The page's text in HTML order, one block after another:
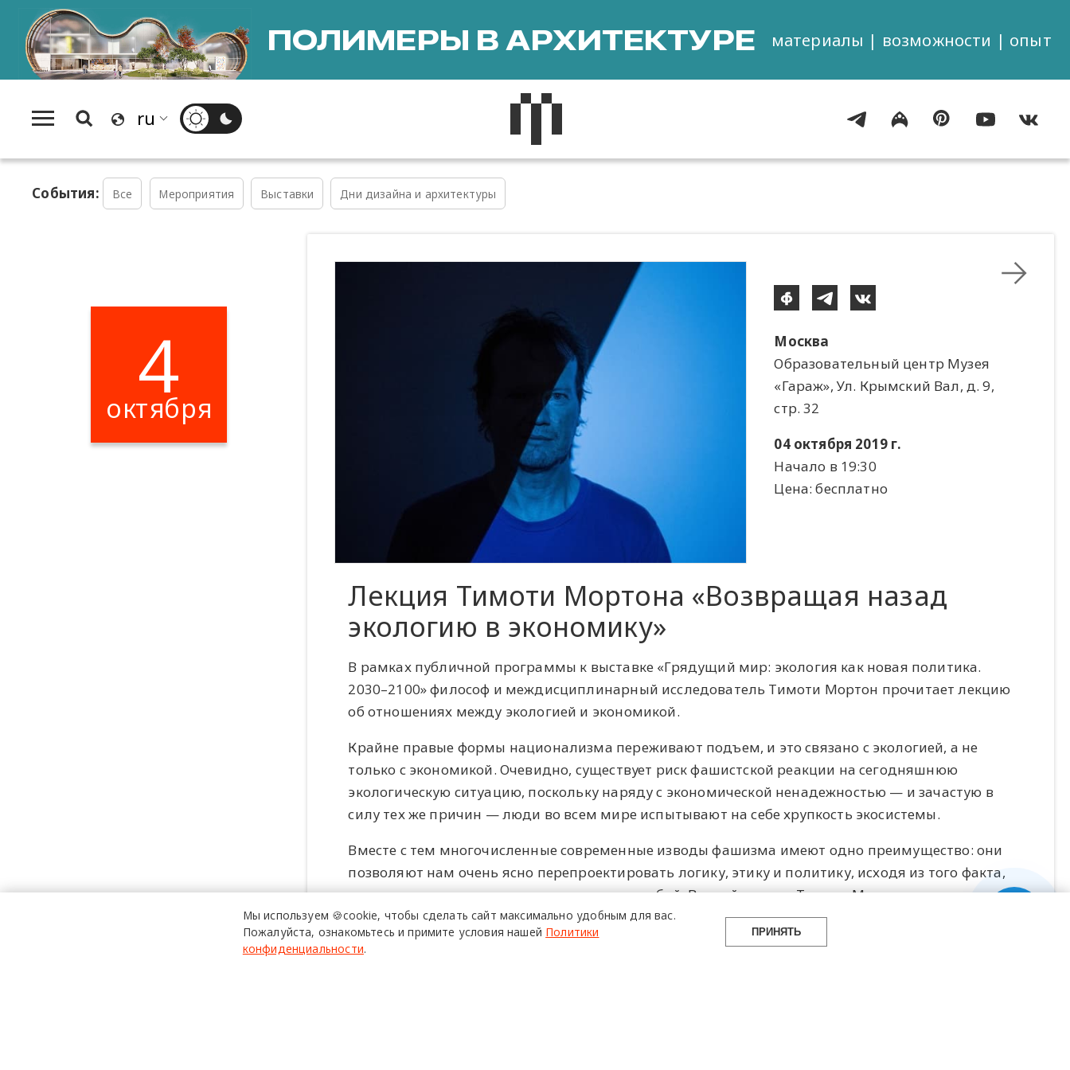
ПОЛИМЕРЫ В АРХИТЕКТУРЕ материалы | возможности | опыт
События: Все Мероприятия Выставки Дни дизайна и архитектуры
4
октября
Москва
Образовательный центр Музея
«Гараж», Ул. Крымский Вал, д. 9,
стр. 32
04 октября 2019 г.
Начало в 19:30
Цена: бесплатно
Лекция Тимоти Мортона «Возвращая назад
экологию в экономику»
В рамках публичной программы к выставке «Грядущий мир: экология как новая политика.
2030–2100» философ и междисциплинарный исследователь Тимоти Мортон прочитает лекцию
об отношениях между экологией и экономикой.
Крайне правые формы национализма переживают подъем, и это связано с экологией, а не
только с экономикой. Очевидно, существует риск фашистской реакции на сегодняшнюю
экологическую ситуацию, поскольку наряду с экономической ненадежностью — и зачастую в
силу тех же причин — люди во всем мире испытывают на себе хрупкость экосистемы.
Вместе с тем многочисленные современные изводы фашизма имеют одно преимущество: они
позволяют нам очень ясно перепроектировать логику, этику и политику, исходя из того факта,
что экология и экономика связаны между собой. В своей лекции Тимоти Мортон расскажет, на
что может быть похожа эта новая конфигурация экологии и экономики, а также в чем состоит
ее этика и политика.
Мы используем 🍪cookie, чтобы сделать сайт максимально удобным для вас.
Пожалуйста, ознакомьтесь и примите условия нашей Политики
конфиденциальности.
ПРИНЯТЬ